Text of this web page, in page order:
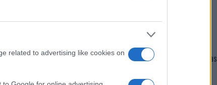
related to advertising like cookies on
Giovannimaria Cabras